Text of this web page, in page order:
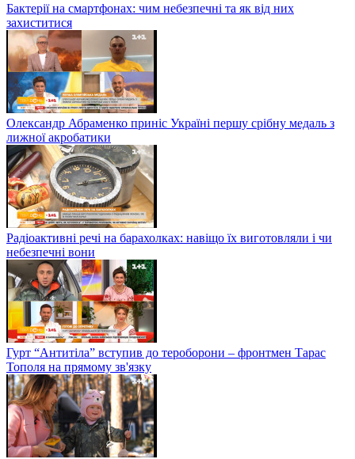
Бактерії на смартфонах: чим небезпечні та як від них
захиститися
Олександр Абраменко приніс Україні першу срібну медаль з
лижної акробатики
Радіоактивні речі на барахолках: навіщо їх виготовляли і чи
небезпечні вони
Гурт “Антитіла” вступив до тероборони – фронтмен Тарас
Тополя на прямому зв'язку